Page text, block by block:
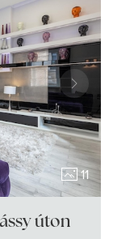
11
úton